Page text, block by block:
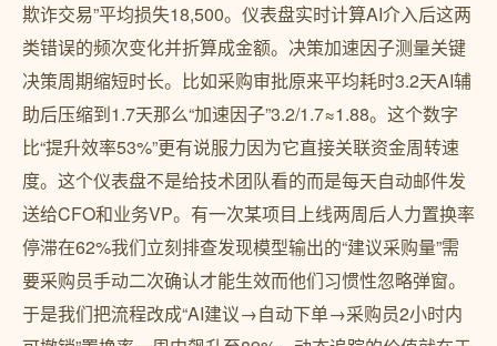
欺诈交易”平均损失18,500。仪表盘实时计算AI介入后这两
类错误的频次变化并折算成金额。决策加速因子测量关键
决策周期缩短时长。比如采购审批原来平均耗时3.2天AI辅
助后压缩到1.7天那么“加速因子”3.2/1.7≈1.88。这个数字
比“提升效率53%”更有说服力因为它直接关联资金周转速
度。这个仪表盘不是给技术团队看的而是每天自动邮件发
送给CFO和业务VP。有一次某项目上线两周后人力置换率
停滞在62%我们立刻排查发现模型输出的“建议采购量”需
要采购员手动二次确认才能生效而他们习惯性忽略弹窗。
于是我们把流程改成“AI建议→自动下单→采购员2小时内